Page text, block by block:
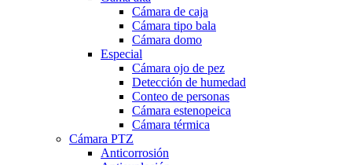
Cámara de caja
Cámara tipo bala
Cámara domo
Especial
Cámara ojo de pez
Detección de humedad
Conteo de personas
Cámara estenopeica
Cámara térmica
Cámara PTZ
Anticorrosión